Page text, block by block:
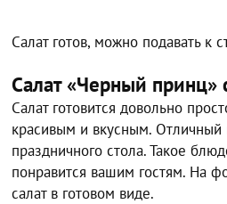
Салат готов, можно подавать к
Салат «Черный принц»
Салат готовится довольно
красивым и вкусным. Отличный
праздничного стола. Такое
понравится вашим гостям. На
салат в готовом виде.